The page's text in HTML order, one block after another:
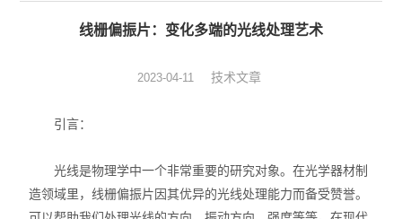
光学元件
光纤器件
线栅偏振片：变化多端的光线处理艺术
2023-04-11 技术文章
引言：
光线是物理学中一个非常重要的研究对象。在光学器材制
造领域里，线栅偏振片因其优异的光线处理能力而备受赞誉。